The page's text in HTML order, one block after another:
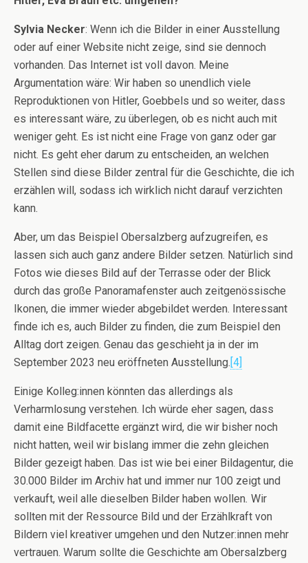
Sylvia Necker: Wenn ich die Bilder in einer Ausstellung
oder auf einer Website nicht zeige, sind sie dennoch
vorhanden. Das Internet ist voll davon. Meine
Argumentation wäre: Wir haben so unendlich viele
Reproduktionen von Hitler, Goebbels und so weiter, dass
es interessant wäre, zu überlegen, ob es nicht auch mit
weniger geht. Es ist nicht eine Frage von ganz oder gar
nicht. Es geht eher darum zu entscheiden, an welchen
Stellen sind diese Bilder zentral für die Geschichte, die ich
erzählen will, sodass ich wirklich nicht darauf verzichten
kann.
Aber, um das Beispiel Obersalzberg aufzugreifen, es
lassen sich auch ganz andere Bilder setzen. Natürlich sind
Fotos wie dieses Bild auf der Terrasse oder der Blick
durch das große Panoramafenster auch zeitgenössische
Ikonen, die immer wieder abgebildet werden. Interessant
finde ich es, auch Bilder zu finden, die zum Beispiel den
Alltag dort zeigen. Genau das geschieht ja in der im
September 2023 neu eröffneten Ausstellung.[4]
Einige Kolleg:innen könnten das allerdings als
Verharmlosung verstehen. Ich würde eher sagen, dass
damit eine Bildfacette ergänzt wird, die wir bisher noch
nicht hatten, weil wir bislang immer die zehn gleichen
Bilder gezeigt haben. Das ist wie bei einer Bildagentur, die
30.000 Bilder im Archiv hat und immer nur 100 zeigt und
verkauft, weil alle dieselben Bilder haben wollen. Wir
sollten mit der Ressource Bild und der Erzählkraft von
Bildern viel kreativer umgehen und den Nutzer:innen mehr
vertrauen. Warum sollte die Geschichte am Obersalzberg